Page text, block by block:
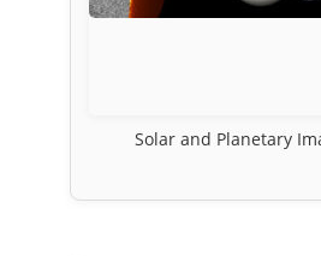
Solar and Planetary